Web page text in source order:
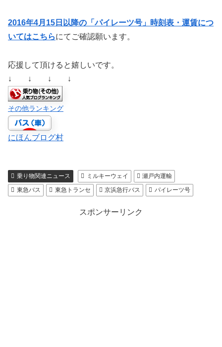
2016年4月15日以降の「パイレーツ号」時刻表・運賃につ
いてはこちらにてご確認願います。
応援して頂けると嬉しいです。
↓ ↓ ↓ ↓
その他ランキング
にほんブログ村
乗り物関連ニュース ミルキーウェイ
瀬戸内運輸
東急バス
東急トランセ 京浜急行バス パイレーツ号
スポンサーリンク